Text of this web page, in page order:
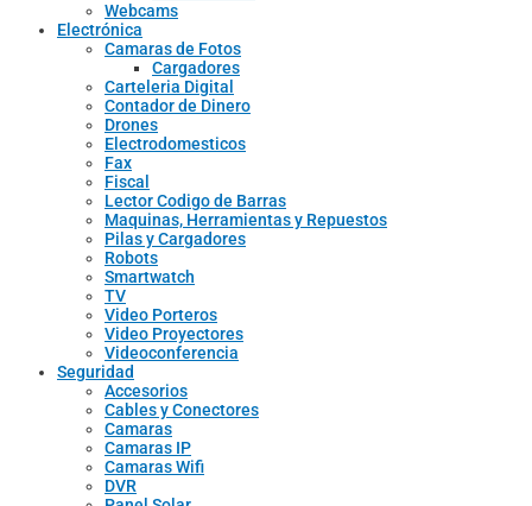
Webcams
Electrónica
Camaras de Fotos
Cargadores
Carteleria Digital
Contador de Dinero
Drones
Electrodomesticos
Fax
Fiscal
Lector Codigo de Barras
Maquinas, Herramientas y Repuestos
Pilas y Cargadores
Robots
Smartwatch
TV
Video Porteros
Video Proyectores
Videoconferencia
Seguridad
Accesorios
Cables y Conectores
Camaras
Camaras IP
Camaras Wifi
DVR